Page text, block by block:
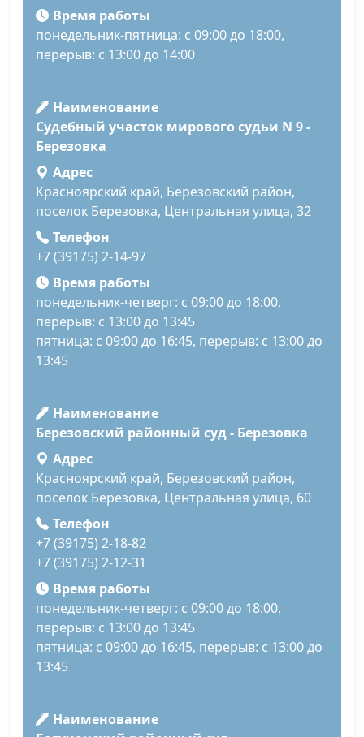
Время работы
понедельник-пятница: с 09:00 до 18:00,
перерыв: с 13:00 до 14:00
Наименование
Судебный участок мирового судьи N 9 -
Березовка
Адрес
Красноярский край, Березовский район,
поселок Березовка, Центральная улица, 32
Телефон
+7 (39175) 2-14-97
Время работы
понедельник-четверг: с 09:00 до 18:00,
перерыв: с 13:00 до 13:45
пятница: с 09:00 до 16:45, перерыв: с 13:00 до
13:45
Наименование
Березовский районный суд - Березовка
Адрес
Красноярский край, Березовский район,
поселок Березовка, Центральная улица, 60
Телефон
+7 (39175) 2-18-82
+7 (39175) 2-12-31
Время работы
понедельник-четверг: с 09:00 до 18:00,
перерыв: с 13:00 до 13:45
пятница: с 09:00 до 16:45, перерыв: с 13:00 до
13:45
Наименование